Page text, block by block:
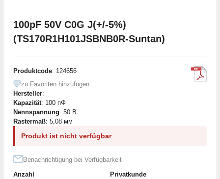
100pF 50V C0G J(+/-5%)
(TS170R1H101JSBNB0R-Suntan)
Produktcode: 124656
zu Favoriten hinzufügen
Hersteller:
Kapazität: 100 пФ
Nennspannung: 50 В
Rastermaß: 5,08 мм
Produkt ist nicht verfügbar
Benachrichtigung bei Verfügbarkeit
Anzahl
Privatkunde